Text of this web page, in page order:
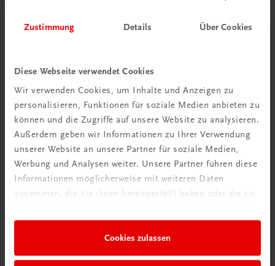
Zustimmung Details Über Cookies
Diese Webseite verwendet Cookies
Wir verwenden Cookies, um Inhalte und Anzeigen zu
personalisieren, Funktionen für soziale Medien anbieten zu
können und die Zugriffe auf unsere Website zu analysieren.
Außerdem geben wir Informationen zu Ihrer Verwendung
unserer Website an unsere Partner für soziale Medien,
Werbung und Analysen weiter. Unsere Partner führen diese
Informationen möglicherweise mit weiteren Daten
zusammen, die Sie ihnen bereitgestellt haben oder die sie
Cookies zulassen
Das große Buch der Kleinigkeiten
Amuse gueules, Fingerfood und andere Leckerbissen
€ 51,40